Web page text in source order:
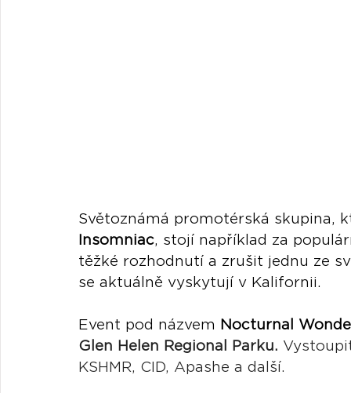
Světoznámá promotérská skupina,
Insomniac, stojí například za
těžké rozhodnutí a zrušit jednu ze
se aktuálně vyskytují v Kalifornii.
Event pod názvem Nocturnal
Glen Helen Regional Parku.
KSHMR, CID, Apashe a další.